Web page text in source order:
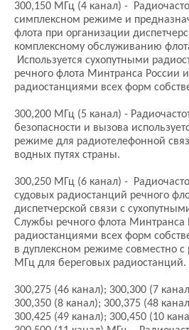
300,150 МГц (4 канал) -
симплексном режиме и
флота при организации
комплексному обслуживанию
Используется сухопутными
речного флота Минтранса России
радиостанциями всех форм
300,200 МГц (5 канал) -
безопасности и вызова
режиме для радиотелефонной
водных путях страны.
300,250 МГц (6 канал) -
судовых радиостанций речного
диспетчерской связи с
Службы речного флота
радиостанциями всех форм
в дуплексном режиме совместно с
МГц для береговых радиостанций.
300,275 (46 канал); 300,300 (7
300,350 (8 канал); 300,375 (48
300,425 (49 канал); 300,450 (10